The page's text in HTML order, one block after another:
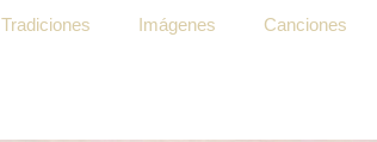
Tradiciones Imágenes Canciones